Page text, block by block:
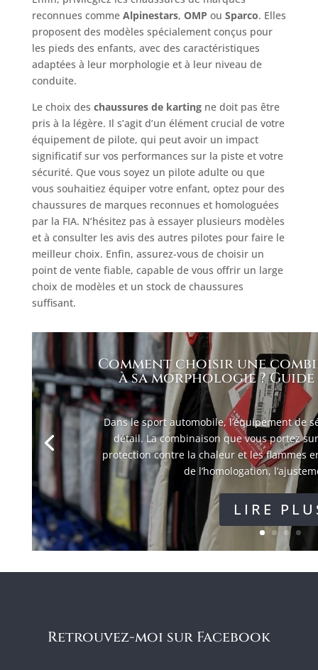
reconnues comme Alpinestars, OMP ou Sparco. Elles
proposent des modèles spécialement conçus pour
les pieds des enfants, avec des caractéristiques
adaptées à leur morphologie et à leur niveau de
conduite.
Le choix des chaussures de kartingne doit pas être
pris à la légère. Il s’agit d’un élément crucial de votre
équipement de pilote, qui peut avoir un impact
significatif sur vos performances sur la piste et votre
sécurité. Que vous soyez un pilote adulte ou que
vous souhaitiez équiper votre enfant, optez pour des
chaussures de marques reconnues et homologuées
par la FIA. N’hésitez pas à essayer plusieurs modèles
et à consulter les avis des autres pilotes pour faire le
meilleur choix. Enfin, assurez-vous de choisir un
point de vente fiable, capable de vous offrir un large
choix de modèles et un stock de chaussures
suffisant.
Comment choisir une
à sa morphologie ?
Dans le sport automobile, l’équipement de
détail. La combinaison que vous portez
protection contre la chaleur et les flammes
de l’homologation,
LIRE
Retrouvez-moi sur Facebook